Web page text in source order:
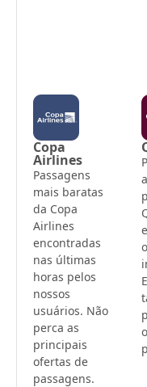
Copa
Airlines
Passagens
mais baratas
da Copa
Airlines
encontradas
nas últimas
horas pelos
nossos
usuários. Não
perca as
principais
ofertas de
passagens.